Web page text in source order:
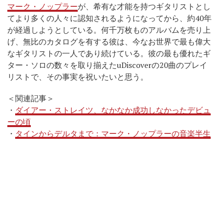
マーク・ノップラーが、希有な才能を持つギタリストとし
てより多くの人々に認知されるようになってから、約40年
が経過しようとしている。何千万枚ものアルバムを売り上
げ、無比のカタログを有する彼は、今なお世界で最も偉大
なギタリストの一人であり続けている。彼の最も優れたギ
ター・ソロの数々を取り揃えたuDiscoverの20曲のプレイ
リストで、その事実を祝いたいと思う。
＜関連記事＞
・ ダイアー・ストレイツ、なかなか成功しなかったデビュ
ーの頃
・ タインからデルタまで：マーク・ノップラーの音楽半生